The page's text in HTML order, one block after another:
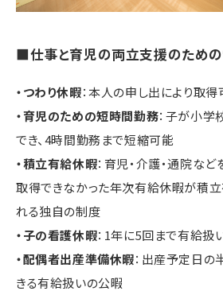
■仕事と育児の両立支援のため
・つわり休暇：本人の申し出により取得
・育児のための短時間勤務：子が小学
でき、4時間勤務まで短縮可能
・積立有給休暇：育児・介護・通院な
取得できなかった年次有給休暇が積
れる独自の制度
・子の看護休暇：1年に5回まで有給扱
・配偶者出産準備休暇：出産予定日の
きる有給扱いの公暇